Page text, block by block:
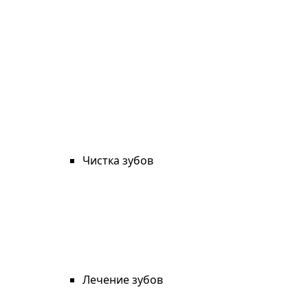
Чистка зубов
Лечение зубов